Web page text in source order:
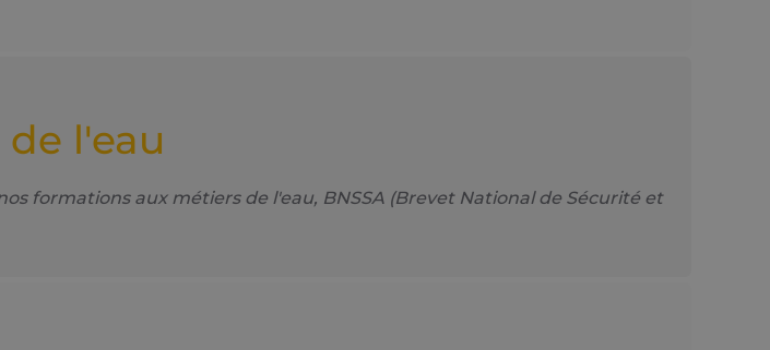
l'eau
formations aux métiers de l'eau, BNSSA (Brevet National de Sécurité et